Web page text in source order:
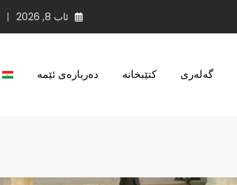
ئاب 8, 2026
گه‌له‌ری کتێبخانه دەربارەی ئێمە